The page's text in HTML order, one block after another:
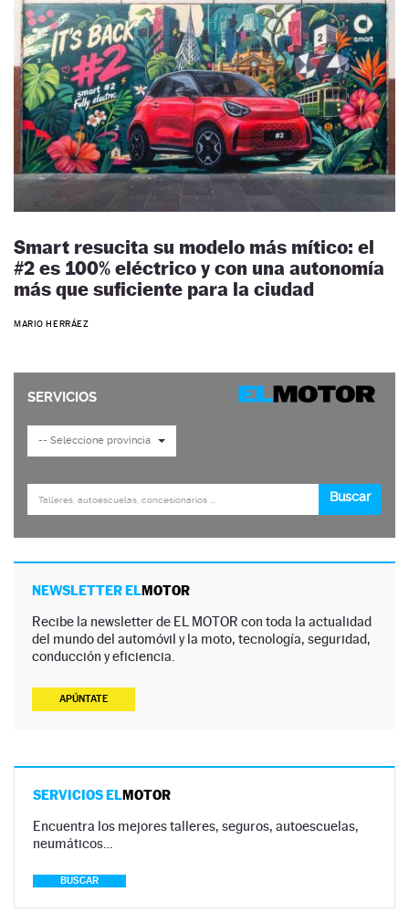
Smart resucita su modelo más mítico: el
#2 es 100% eléctrico y con una autonomía
más que suficiente para la ciudad
MARIO HERRÁEZ
NEWSLETTER ELMOTOR
Recibe la newsletter de EL MOTOR con toda la actualidad
del mundo del automóvil y la moto, tecnología, seguridad,
conducción y eficiencia.
APÚNTATE
SERVICIOS ELMOTOR
Encuentra los mejores talleres, seguros, autoescuelas,
neumáticos…
BUSCAR